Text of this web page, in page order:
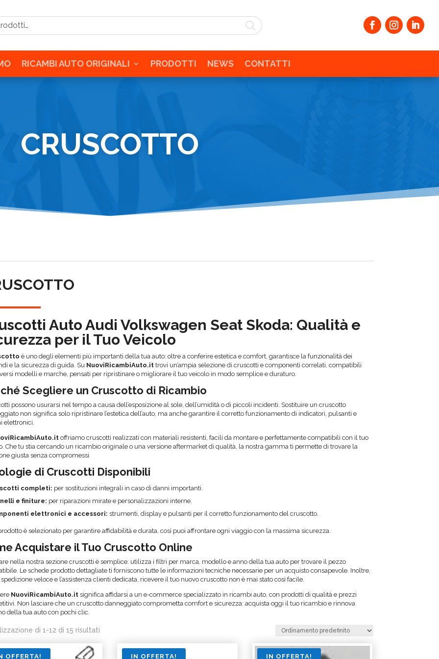
RICAMBI AUTO ORIGINALI PRODOTTI NEWS CONTATTI
CRUSCOTTO
Auto Audi Volkswagen Seat Skoda: Qualità e
per il Tuo Veicolo
è uno degli elementi più importanti della tua auto: oltre a conferire estetica e comfort, garantisce la funzionalità dei
e la sicurezza di guida. Su NuoviRicambiAuto.it trovi un’ampia selezione di cruscotti e componenti correlati, compatibili
modelli e marche, pensati per ripristinare o migliorare il tuo veicolo in modo semplice e duraturo.
Scegliere un Cruscotto di Ricambio
possono usurarsi nel tempo a causa dell’esposizione al sole, dell’umidità o di piccoli incidenti. Sostituire un cruscotto
non significa solo ripristinare l’estetica dell’auto, ma anche garantire il corretto funzionamento di indicatori, pulsanti e
elettronici.
offriamo cruscotti realizzati con materiali resistenti, facili da montare e perfettamente compatibili con il tuo
Che tu stia cercando un ricambio originale o una versione aftermarket di qualità, la nostra gamma ti permette di trovare la
giusta senza compromessi.
di Cruscotti Disponibili
completi: per sostituzioni integrali in caso di danni importanti.
e finiture: per riparazioni mirate e personalizzazioni interne.
elettronici e accessori: strumenti, display e pulsanti per il corretto funzionamento del cruscotto.
è selezionato per garantire affidabilità e durata, così puoi affrontare ogni viaggio con la massima sicurezza.
Acquistare il Tuo Cruscotto Online
nella nostra sezione cruscotti è semplice: utilizza i filtri per marca, modello e anno della tua auto per trovare il pezzo
Le schede prodotto dettagliate ti forniscono tutte le informazioni tecniche necessarie per un acquisto consapevole. Inoltre,
veloce e l’assistenza clienti dedicata, ricevere il tuo nuovo cruscotto non è mai stato così facile.
NuoviRicambiAuto.it significa affidarsi a un e-commerce specializzato in ricambi auto, con prodotti di qualità e prezzi
Non lasciare che un cruscotto danneggiato comprometta comfort e sicurezza: acquista oggi il tuo ricambio e rinnova
della tua auto con pochi clic.
di 1-12 di 15 risultati
OFFERTA! IN OFFERTA! IN OFFERTA!